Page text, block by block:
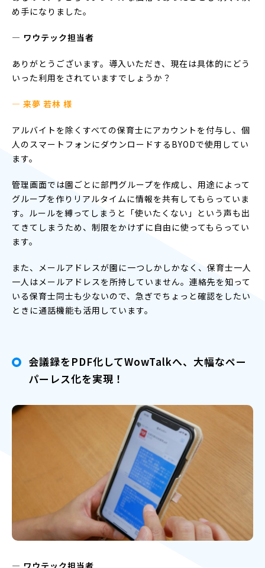
め手になりました。
― ワウテック担当者
ありがとうございます。導入いただき、現在は具体的にどう
いった利用をされていますでしょうか？
— 来夢 若林 様
アルバイトを除くすべての保育士にアカウントを付与し、個
人のスマートフォンにダウンロードするBYODで使用してい
ます。
管理画面では園ごとに部門グループを作成し、用途によって
グループを作りリアルタイムに情報を共有してもらっていま
す。ルールを縛ってしまうと「使いたくない」という声も出
てきてしまうため、制限をかけずに自由に使ってもらってい
ます。
また、メールアドレスが園に一つしかしかなく、保育士一人
一人はメールアドレスを所持していません。連絡先を知って
いる保育士同士も少ないので、急ぎでちょっと確認をしたい
ときに通話機能も活用しています。
会議録をPDF化してWowTalkへ、大幅なペー
パーレス化を実現！
― ワウテック担当者